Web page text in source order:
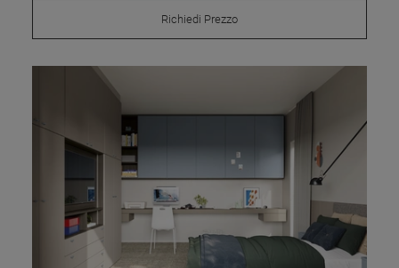
Richiedi Prezzo